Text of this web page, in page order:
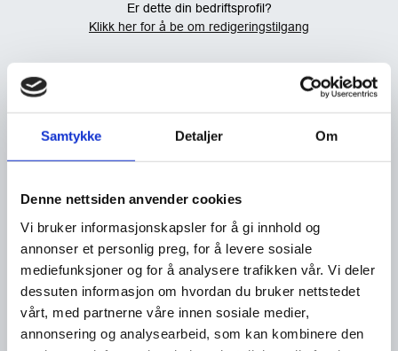
Samtykke Detaljer Om
Denne nettsiden anvender cookies
Vi bruker informasjonskapsler for å gi innhold og
annonser et personlig preg, for å levere sosiale
mediefunksjoner og for å analysere trafikken vår. Vi deler
dessuten informasjon om hvordan du bruker nettstedet
vårt, med partnerne våre innen sosiale medier,
annonsering og analysearbeid, som kan kombinere den
Er dette din bedriftsprofil?
Klikk her for å be om redigeringstilgang